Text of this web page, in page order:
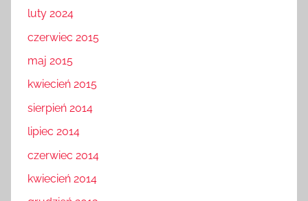
luty 2024
czerwiec 2015
maj 2015
kwiecień 2015
sierpień 2014
lipiec 2014
czerwiec 2014
kwiecień 2014